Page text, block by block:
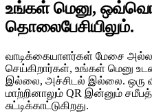
உங்கள் மெனு,
தொலைபேசியிலும்.
வாடிக்கையாளர்கள் மேசை
செய்கிறார்கள், உங்கள் மெனு
இல்லை, அச்சிடல் இல்லை. ஒரு
மாற்றினாலும் QR இன்னும்
சுட்டிக்காட்டுகிறது.